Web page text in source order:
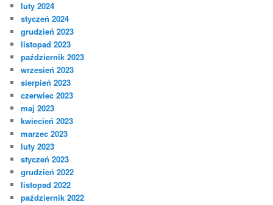
luty 2024
styczeń 2024
grudzień 2023
listopad 2023
październik 2023
wrzesień 2023
sierpień 2023
czerwiec 2023
maj 2023
kwiecień 2023
marzec 2023
luty 2023
styczeń 2023
grudzień 2022
listopad 2022
październik 2022